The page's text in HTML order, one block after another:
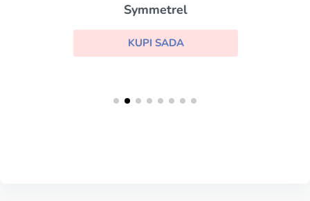
Symmetrel
KUPI SADA